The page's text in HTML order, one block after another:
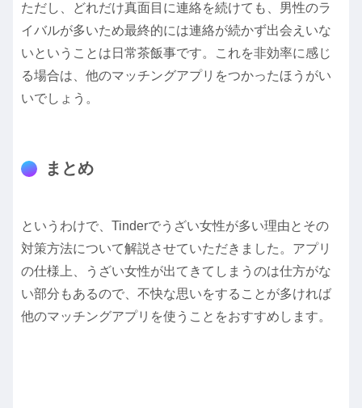
ただし、どれだけ真面目に連絡を続けても、男性のラ
イバルが多いため最終的には連絡が続かず出会えいな
いということは日常茶飯事です。これを非効率に感じ
る場合は、他のマッチングアプリをつかったほうがい
いでしょう。
まとめ
というわけで、Tinderでうざい女性が多い理由とその
対策方法について解説させていただきました。アプリ
の仕様上、うざい女性が出てきてしまうのは仕方がな
い部分もあるので、不快な思いをすることが多ければ
他のマッチングアプリを使うことをおすすめします。